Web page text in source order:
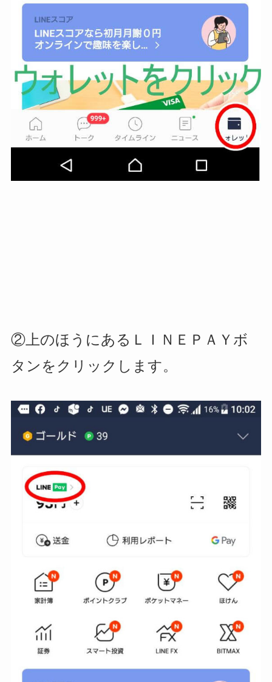
②上のほうにあるＬＩＮＥＰＡＹボ
タンをクリックします。